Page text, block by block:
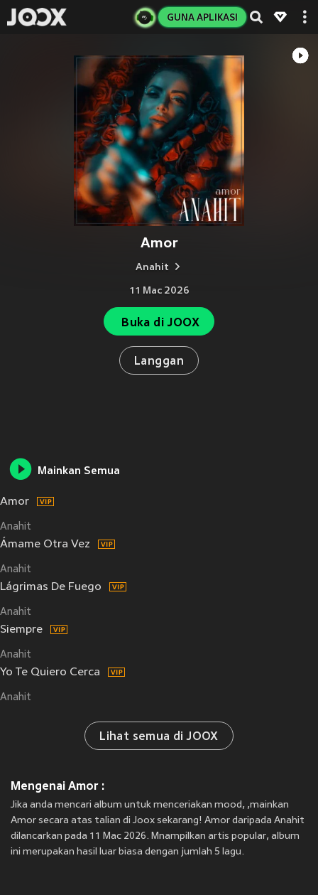
GUNA APLIKASI
Amor
Anahit
11 Mac 2026
Buka di JOOX
Langgan
Mainkan Semua
Amor
Anahit
Ámame Otra Vez
Anahit
Lágrimas De Fuego
Anahit
Siempre
Anahit
Yo Te Quiero Cerca
Anahit
Lihat semua di JOOX
Mengenai Amor :
Jika anda mencari album untuk menceriakan mood, ,mainkan
Amor secara atas talian di Joox sekarang! Amor daripada Anahit
dilancarkan pada 11 Mac 2026. Mnampilkan artis popular, album
ini merupakan hasil luar biasa dengan jumlah 5 lagu.